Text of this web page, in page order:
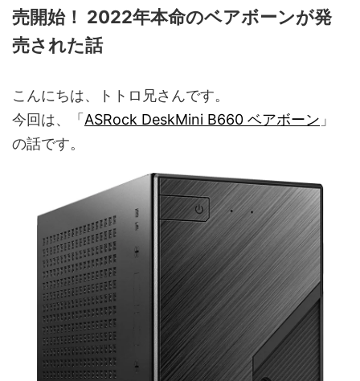
売開始！ 2022年本命のベアボーンが発
売された話
こんにちは、トトロ兄さんです。
今回は、「 ASRock DeskMini B660 ベアボーン 」
の話です。